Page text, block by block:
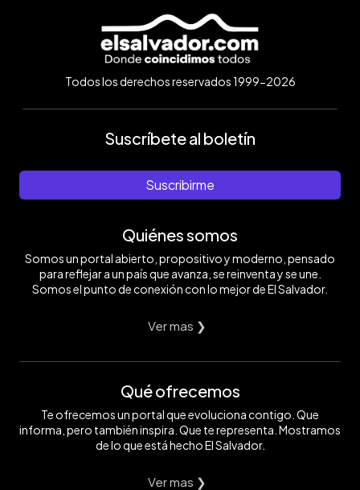
Todos los derechos reservados 1999-2026
Suscríbete al boletín
Suscribirme
Quiénes somos
Somos un portal abierto, propositivo y moderno, pensado
para reflejar a un país que avanza, se reinventa y se une.
Somos el punto de conexión con lo mejor de El Salvador.
Ver mas ❯
Qué ofrecemos
Te ofrecemos un portal que evoluciona contigo. Que
informa, pero también inspira. Que te representa. Mostramos
de lo que está hecho El Salvador.
Ver mas ❯